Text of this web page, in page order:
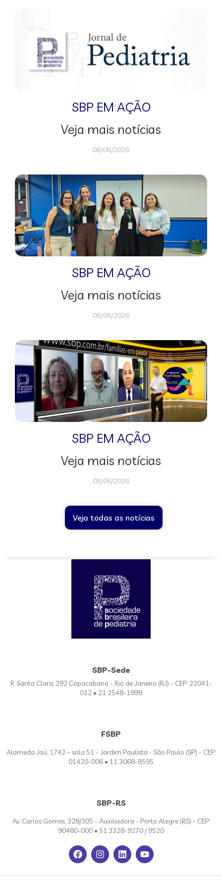
SBP EM AÇÃO
Veja mais notícias
08/06/2026
SBP EM AÇÃO
Veja mais notícias
08/06/2026
SBP EM AÇÃO
Veja mais notícias
08/06/2026
Veja todas as notícias
SBP-Sede
R. Santa Clara, 292 Copacabana - Rio de Janeiro (RJ) - CEP: 22041-
012 • 21 2548-1999
FSBP
Alameda Jaú, 1742 – sala 51 - Jardim Paulista - São Paulo (SP) - CEP:
01420-006 • 11 3068-8595
SBP-RS
Av. Carlos Gomes, 328/305 - Auxiliadora - Porto Alegre (RS) - CEP:
90480-000 • 51 3328-9270 / 9520